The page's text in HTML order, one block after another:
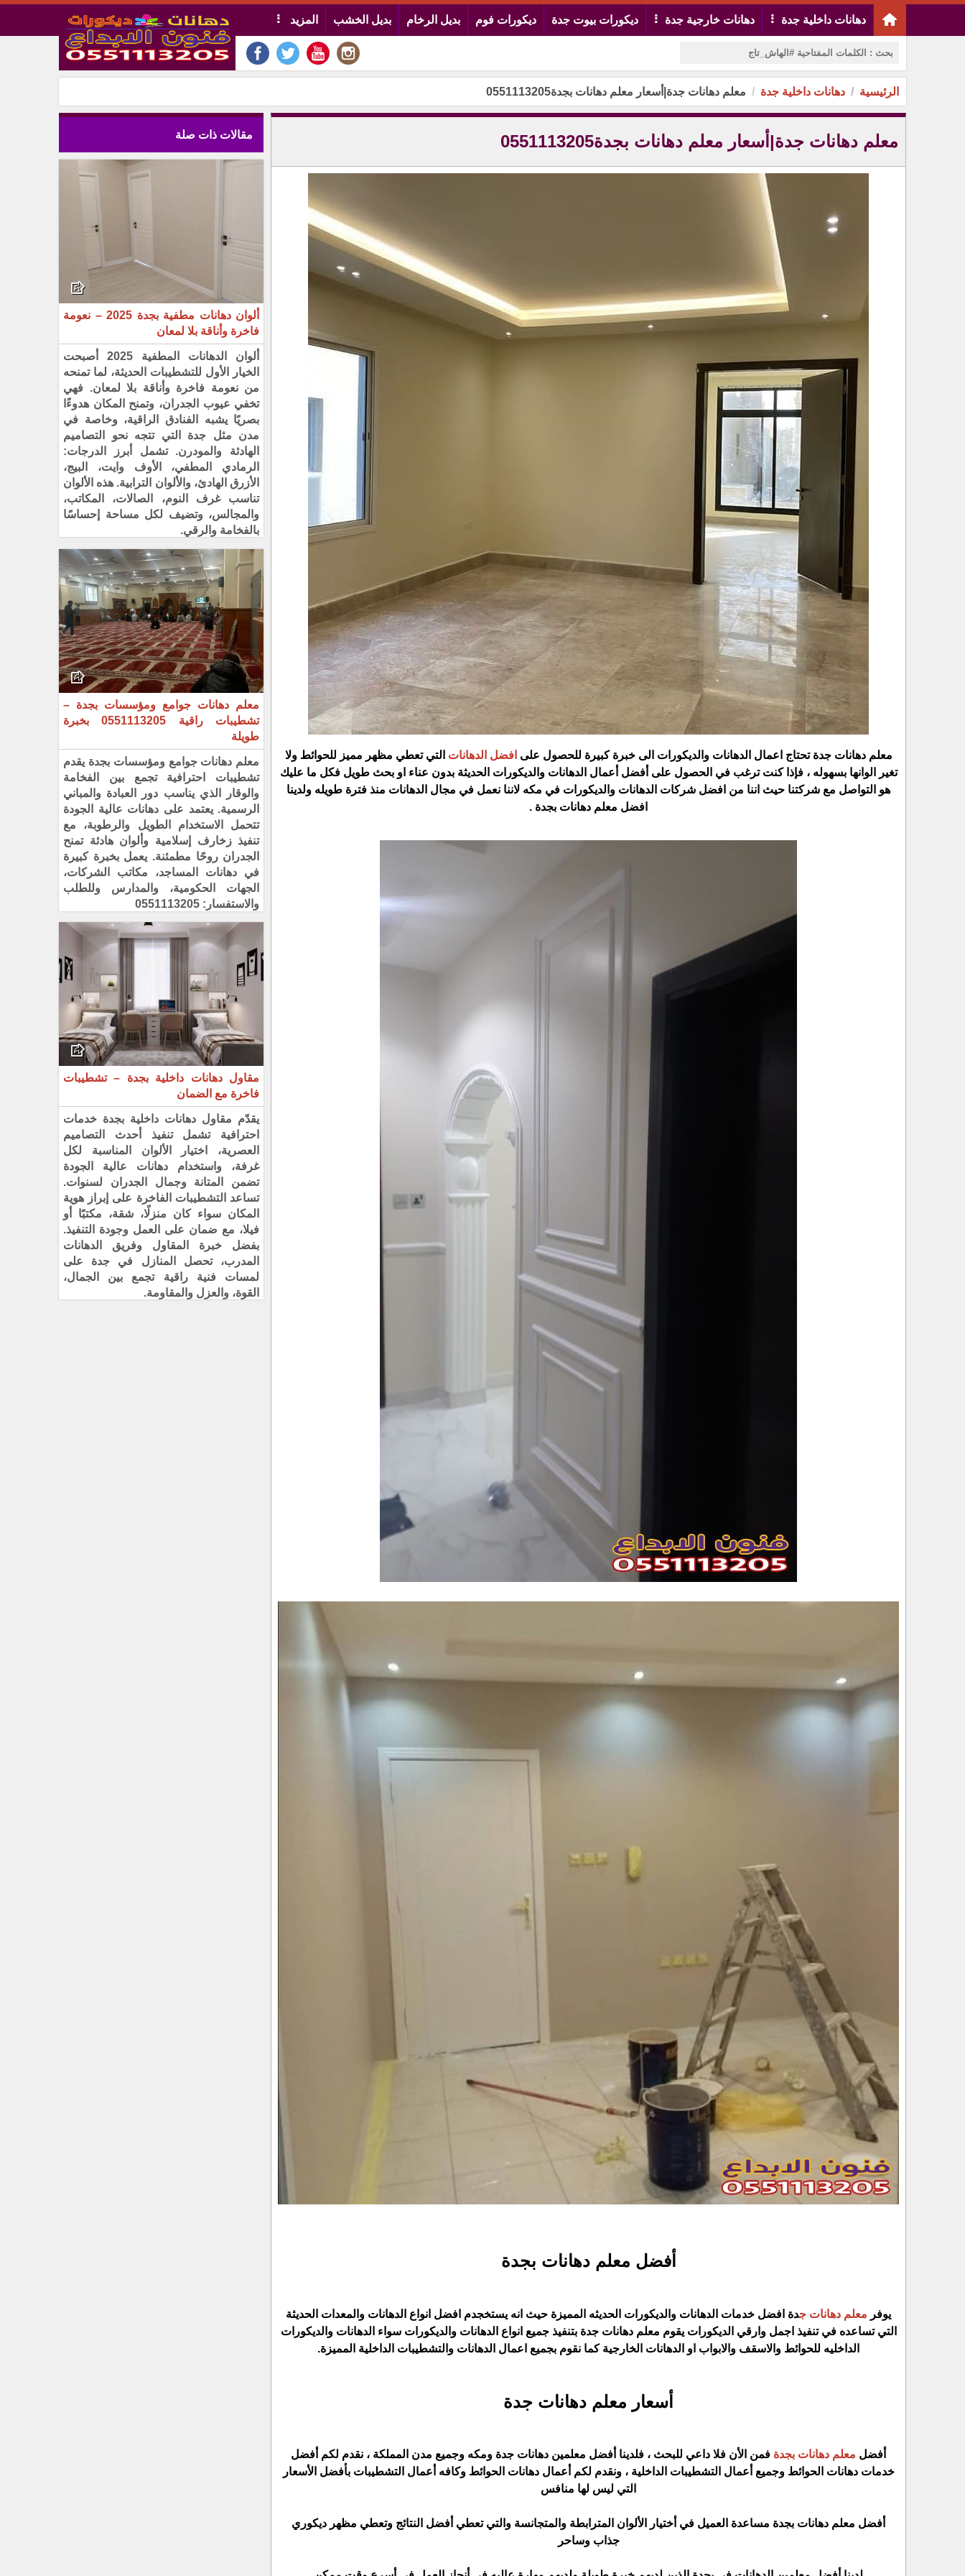
دهانات داخلية جدة دهانات خارجية جدة ديكورات بيوت جدة ديكورات فوم بديل الرخام بديل الخشب المزيد
الرئيسية دهانات داخلية جدة معلم دهانات جدة|أسعار معلم دهانات بجدة0551113205
معلم دهانات جدة|أسعار معلم دهانات بجدة0551113205
معلم دهانات جدة تحتاج اعمال الدهانات والديكورات الى خبرة كبيرة للحصول على افضل الدهانات التي تعطي مظهر مميز للحوائط ولا
تغير الوانها بسهوله ، فإذا كنت ترغب في الحصول على أفضل أعمال الدهانات والديكورات الحديثة بدون عناء او بحث طويل فكل ما عليك
هو التواصل مع شركتنا حيث اننا من افضل شركات الدهانات والديكورات في مكه لاننا نعمل في مجال الدهانات منذ فترة طويله ولدينا
افضل معلم دهانات بجدة .
أفضل معلم دهانات بجدة
يوفر معلم دهانات جدة افضل خدمات الدهانات والديكورات الحديثه المميزة حيث انه يستخجدم افضل انواع الدهانات والمعدات الحديثة
التي تساعده في تنفيذ اجمل وارقي الديكورات يقوم معلم دهانات جدة بتنفيذ جميع انواع الدهانات والديكورات سواء الدهانات والديكورات
الداخليه للحوائط والاسقف والابواب او الدهانات الخارجية كما نقوم بجميع اعمال الدهانات والتشطيبات الداخلية المميزة.
أسعار معلم دهانات جدة
أفضل معلم دهانات بجدة فمن الأن فلا داعي للبحث ، فلدينا أفضل معلمين دهانات جدة ومكه وجميع مدن المملكة ، نقدم لكم أفضل
خدمات دهانات الحوائط وجميع أعمال التشطيبات الداخلية ، ونقدم لكم أعمال دهانات الحوائط وكافه أعمال التشطيبات بأفضل الأسعار
التي ليس لها منافس
أفضل معلم دهانات بجدة مساعدة العميل في أختيار الألوان المترابطة والمتجانسة والتي تعطي أفضل النتائج وتعطي مظهر ديكوري
جذاب وساحر
مقالات ذات صلة
ألوان دهانات مطفية بجدة 2025 – نعومة
فاخرة وأناقة بلا لمعان
ألوان الدهانات المطفية 2025 أصبحت
الخيار الأول للتشطيبات الحديثة، لما تمنحه
من نعومة فاخرة وأناقة بلا لمعان. فهي
تخفي عيوب الجدران، وتمنح المكان هدوءًا
بصريًا يشبه الفنادق الراقية، وخاصة في
مدن مثل جدة التي تتجه نحو التصاميم
الهادئة والمودرن. تشمل أبرز الدرجات:
الرمادي المطفي، الأوف وايت، البيج،
الأزرق الهادئ، والألوان الترابية. هذه الألوان
تناسب غرف النوم، الصالات، المكاتب،
والمجالس، وتضيف لكل مساحة إحساسًا
بالفخامة والرقي.
معلم دهانات جوامع ومؤسسات بجدة –
تشطيبات راقية 0551113205 بخبرة
طويلة
معلم دهانات جوامع ومؤسسات بجدة يقدم
تشطيبات احترافية تجمع بين الفخامة
والوقار الذي يناسب دور العبادة والمباني
الرسمية. يعتمد على دهانات عالية الجودة
تتحمل الاستخدام الطويل والرطوبة، مع
تنفيذ زخارف إسلامية وألوان هادئة تمنح
الجدران روحًا مطمئنة. يعمل بخبرة كبيرة
في دهانات المساجد، مكاتب الشركات،
الجهات الحكومية، والمدارس وللطلب
والاستفسار: 0551113205
مقاول دهانات داخلية بجدة – تشطيبات
فاخرة مع الضمان
يقدّم مقاول دهانات داخلية بجدة خدمات
احترافية تشمل تنفيذ أحدث التصاميم
العصرية، اختيار الألوان المناسبة لكل
غرفة، واستخدام دهانات عالية الجودة
تضمن المتانة وجمال الجدران لسنوات.
تساعد التشطيبات الفاخرة على إبراز هوية
المكان سواء كان منزلًا، شقة، مكتبًا أو
فيلا، مع ضمان على العمل وجودة التنفيذ.
بفضل خبرة المقاول وفريق الدهانات
المدرب، تحصل المنازل في جدة على
لمسات فنية راقية تجمع بين الجمال،
القوة، والعزل والمقاومة.